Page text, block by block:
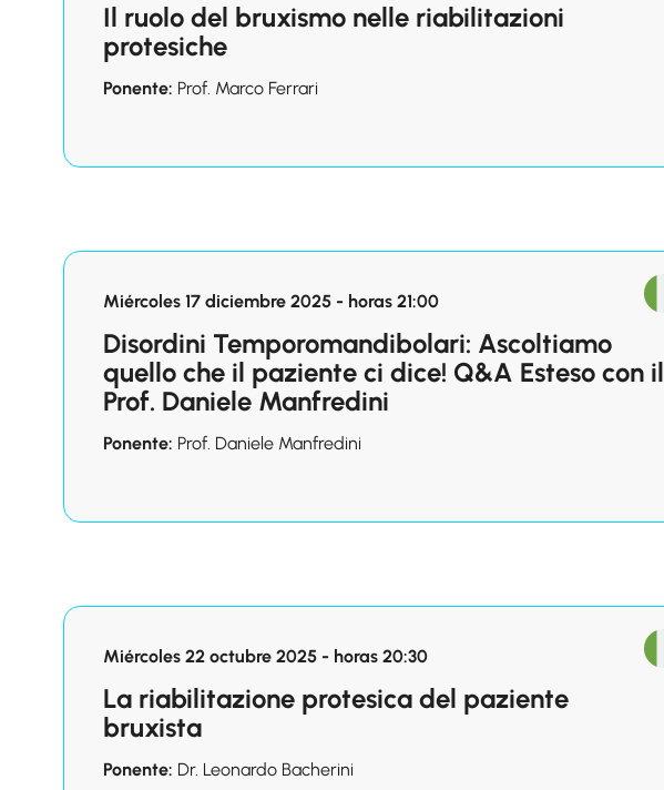
Il ruolo del bruxismo nelle riabilitazioni
protesiche
Ponente: Prof. Marco Ferrari
Miércoles 17 diciembre 2025 - horas 21:00
Disordini Temporomandibolari: Ascoltiamo
quello che il paziente ci dice! Q&A Esteso con il
Prof. Daniele Manfredini
Ponente: Prof. Daniele Manfredini
Miércoles 22 octubre 2025 - horas 20:30
La riabilitazione protesica del paziente
bruxista
Ponente: Dr. Leonardo Bacherini